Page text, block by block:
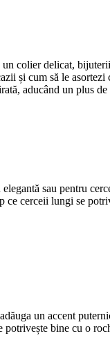
colier delicat,
și cum să le asortezi
aducând un plus
sau pentru
cerceii lungi se
un accent
bine cu o